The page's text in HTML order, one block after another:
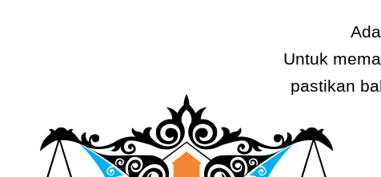
Untuk
pastikan